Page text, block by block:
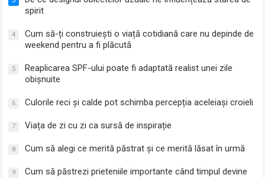
spirit
4
Cum să-ți construiești o viață cotidiană care nu depinde de
weekend pentru a fi plăcută
5
Reaplicarea SPF-ului poate fi adaptată realist unei zile
obișnuite
6 Culorile reci și calde pot schimba percepția aceleiași croieli
7 Viața de zi cu zi ca sursă de inspirație
8 Cum să alegi ce merită păstrat și ce merită lăsat în urmă
9
Cum să păstrezi prieteniile importante când timpul devine